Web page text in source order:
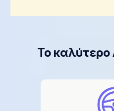
Το καλύτερο